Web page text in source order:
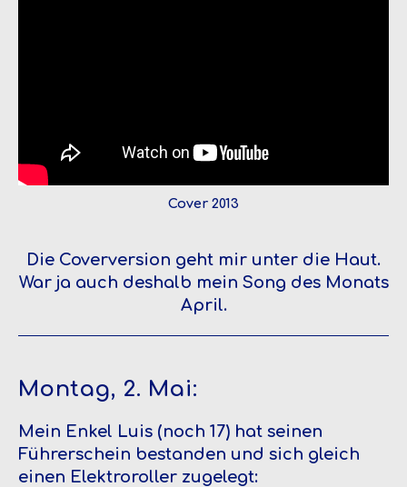
Cover 2013
Die Coverversion geht mir unter die Haut.
War ja auch deshalb mein Song des Monats
April.
Montag, 2. Mai:
Mein Enkel Luis (noch 17) hat seinen
Führerschein bestanden und sich gleich
einen Elektroroller zugelegt: